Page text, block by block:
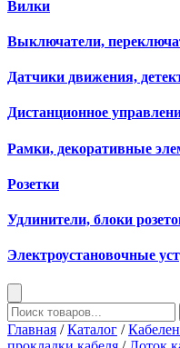
Вилки
Выключатели,
Датчики движения,
Дистанционное
Рамки, декоративные
Розетки
Удлинители, блоки
Электроустановочные
Главная /Каталог /